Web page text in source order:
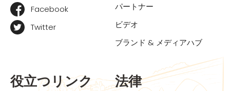
Facebook
Twitter
パートナー
ビデオ
ブランド & メディアハブ
役立つリンク 法律